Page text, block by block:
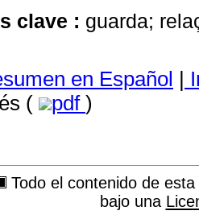
clave : guarda;
en Español |
(
pdf )
Todo el contenido de
bajo una